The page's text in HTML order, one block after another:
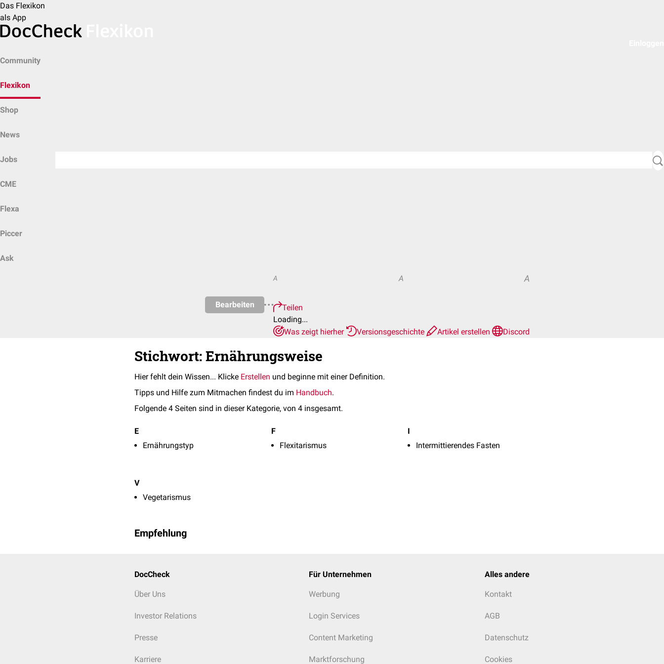
Das Flexikon
als App
Community
Flexikon
Shop
News
Jobs
CME
Flexa
Piccer
Ask
Bearbeiten
A A A
Teilen
Loading...
Was zeigt hierher
Versionsgeschichte Artikel erstellen Discord
Stichwort: Ernährungsweise
Hier fehlt dein Wissen... Klicke Erstellen und beginne mit einer Definition.
Tipps und Hilfe zum Mitmachen findest du im Handbuch.
Folgende 4 Seiten sind in dieser Kategorie, von 4 insgesamt.
E
Ernährungstyp
F
Flexitarismus
I
Intermittierendes Fasten
V
Vegetarismus
Empfehlung
DocCheck
Über Uns
Investor Relations
Presse
Karriere
Für Unternehmen
Werbung
Login Services
Content Marketing
Marktforschung
Alles andere
Kontakt
AGB
Datenschutz
Cookies